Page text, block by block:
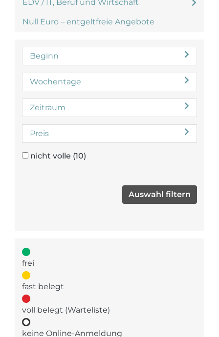
EDV / IT, Beruf und Wirtschaft
Null Euro – entgeltfreie Angebote
Beginn
Wochentage
Zeitraum
Preis
nicht volle (10)
frei
fast belegt
voll belegt (Warteliste)
keine Online-Anmeldung